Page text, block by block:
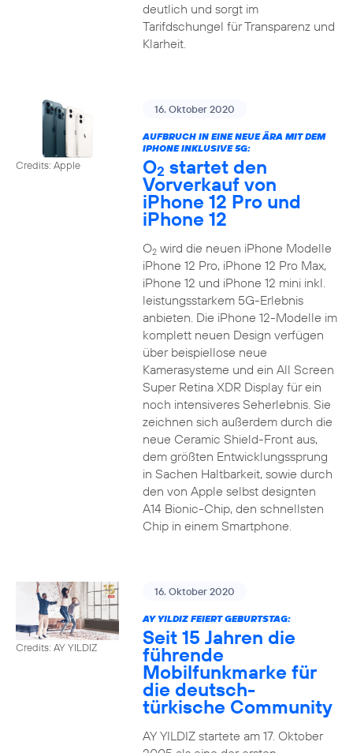
deutlich und sorgt im
Tarifdschungel für Transparenz und
Klarheit.
Credits: Apple
16. Oktober 2020
AUFBRUCH IN EINE NEUE ÄRA MIT DEM
IPHONE INKLUSIVE 5G:
O2 startet den
Vorverkauf von
iPhone 12 Pro und
iPhone 12
O2wird die neuen iPhone Modelle
iPhone 12 Pro, iPhone 12 Pro Max,
iPhone 12 und iPhone 12 mini inkl.
leistungsstarkem 5G-Erlebnis
anbieten. Die iPhone 12-Modelle im
komplett neuen Design verfügen
über beispiellose neue
Kamerasysteme und ein All Screen
Super Retina XDR Display für ein
noch intensiveres Seherlebnis. Sie
zeichnen sich außerdem durch die
neue Ceramic Shield-Front aus,
dem größten Entwicklungssprung
in Sachen Haltbarkeit, sowie durch
den von Apple selbst designten
A14 Bionic-Chip, den schnellsten
Chip in einem Smartphone.
Credits: AY YILDIZ
16. Oktober 2020
AY YILDIZ FEIERT GEBURTSTAG:
Seit 15 Jahren die
führende
Mobilfunkmarke für
die deutsch-
türkische Community
AY YILDIZ startete am 17. Oktober